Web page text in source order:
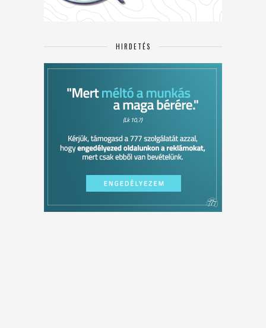
HIRDETÉS